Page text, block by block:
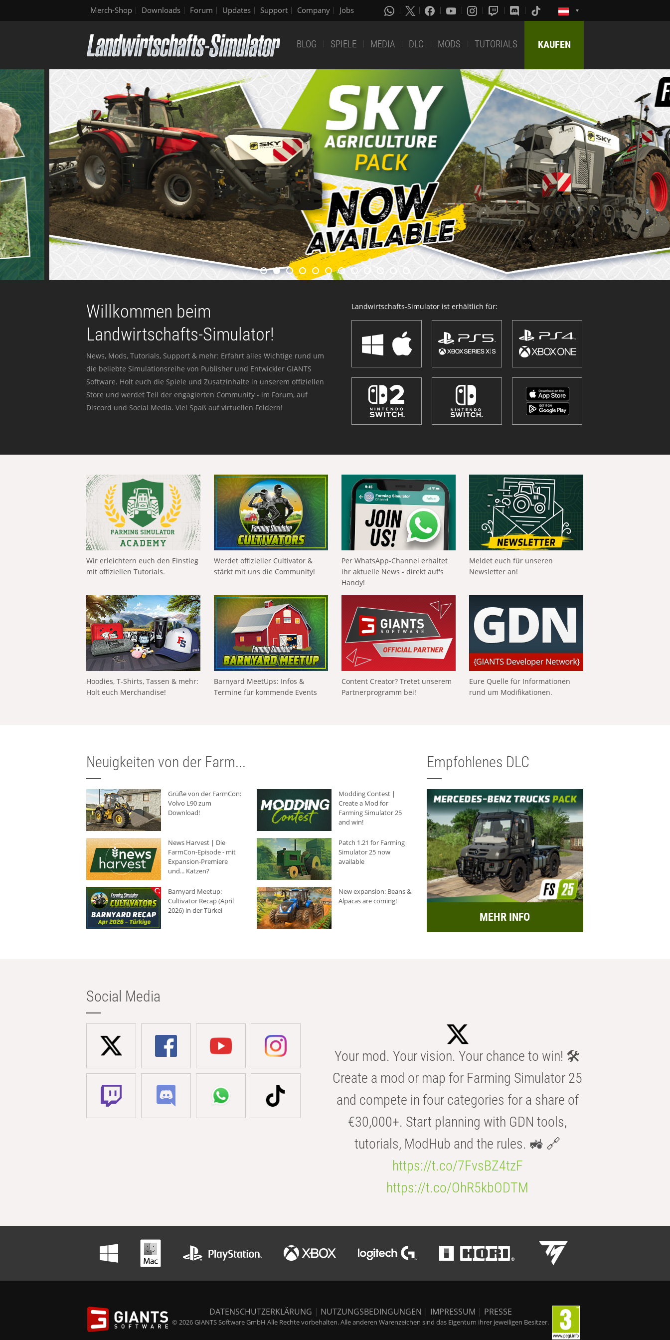
Merch-Shop Downloads Forum Updates Support Company Jobs
BLOG SPIELE MEDIA DLC MODS TUTORIALS KAUFEN
Willkommen beim
Landwirtschafts-Simulator!
News, Mods, Tutorials, Support & mehr: Erfahrt alles Wichtige rund um
die beliebte Simulationsreihe von Publisher und Entwickler GIANTS
Software. Holt euch die Spiele und Zusatzinhalte in unserem offiziellen
Store und werdet Teil der engagierten Community - im Forum, auf
Discord und Social Media. Viel Spaß auf virtuellen Feldern!
Landwirtschafts-Simulator ist erhältlich für:
Wir erleichtern euch den Einstieg
mit offiziellen Tutorials.
Werdet offizieller Cultivator &
stärkt mit uns die Community!
Per WhatsApp-Channel erhaltet
ihr aktuelle News - direkt auf's
Handy!
Meldet euch für unseren
Newsletter an!
Hoodies, T-Shirts, Tassen & mehr:
Holt euch Merchandise!
Barnyard MeetUps: Infos &
Termine für kommende Events
Content Creator? Tretet unserem
Partnerprogramm bei!
Eure Quelle für Informationen
rund um Modifikationen.
Neuigkeiten von der Farm...
Grüße von der FarmCon:
Volvo L90 zum
Download!
Modding Contest |
Create a Mod for
Farming Simulator 25
and win!
News Harvest | Die
FarmCon-Episode - mit
Expansion-Premiere
und... Katzen?
Patch 1.21 for Farming
Simulator 25 now
available
Barnyard Meetup:
Cultivator Recap (April
2026) in der Türkei
New expansion: Beans &
Alpacas are coming!
Empfohlenes DLC
MEHR INFO
Social Media
Your mod. Your vision. Your chance to win! 🛠️
Create a mod or map for Farming Simulator 25
and compete in four categories for a share of
€30,000+. Start planning with GDN tools,
tutorials, ModHub and the rules. 🚜 🔗
https://t.co/7FvsBZ4tzF
https://t.co/OhR5kbODTM
DATENSCHUTZERKLÄRUNG | NUTZUNGSBEDINGUNGEN | IMPRESSUM | PRESSE
© 2026 GIANTS Software GmbH Alle Rechte vorbehalten. Alle anderen Warenzeichen sind das Eigentum ihrer jeweiligen Besitzer.